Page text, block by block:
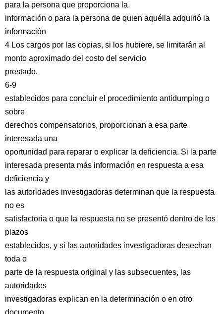
para la persona que proporciona la
información o para la persona de quien aquélla adquirió la
información
4 Los cargos por las copias, si los hubiere, se limitarán al
monto aproximado del costo del servicio
prestado.
6-9
establecidos para concluir el procedimiento antidumping o
sobre
derechos compensatorios, proporcionan a esa parte
interesada una
oportunidad para reparar o explicar la deficiencia. Si la parte
interesada presenta más información en respuesta a esa
deficiencia y
las autoridades investigadoras determinan que la respuesta
no es
satisfactoria o que la respuesta no se presentó dentro de los
plazos
establecidos, y si las autoridades investigadoras desechan
toda o
parte de la respuesta original y las subsecuentes, las
autoridades
investigadoras explican en la determinación o en otro
documento